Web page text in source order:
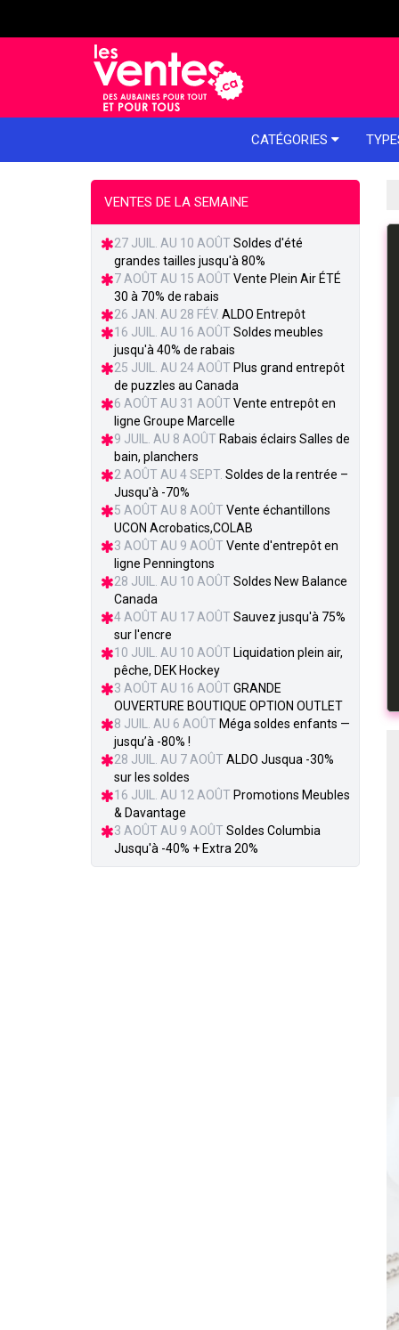
CATÉGORIES
VENTES DE LA SEMAINE
27 JUIL. AU 10 AOÛT Soldes d'été
grandes tailles jusqu'à 80%
7 AOÛT AU 15 AOÛT Vente Plein Air ÉTÉ
30 à 70% de rabais
26 JAN. AU 28 FÉV. ALDO Entrepôt
16 JUIL. AU 16 AOÛT Soldes meubles
jusqu'à 40% de rabais
25 JUIL. AU 24 AOÛT Plus grand entrepôt
de puzzles au Canada
6 AOÛT AU 31 AOÛT Vente entrepôt en
ligne Groupe Marcelle
9 JUIL. AU 8 AOÛT Rabais éclairs Salles de
bain, planchers
2 AOÛT AU 4 SEPT. Soldes de la rentrée –
Jusqu'à -70%
5 AOÛT AU 8 AOÛT Vente échantillons
UCON Acrobatics,COLAB
3 AOÛT AU 9 AOÛT Vente d'entrepôt en
ligne Penningtons
28 JUIL. AU 10 AOÛT Soldes New Balance
Canada
4 AOÛT AU 17 AOÛT Sauvez jusqu'à 75%
sur l'encre
10 JUIL. AU 10 AOÛT Liquidation plein air,
pêche, DEK Hockey
3 AOÛT AU 16 AOÛT GRANDE
OUVERTURE BOUTIQUE OPTION OUTLET
8 JUIL. AU 6 AOÛT Méga soldes enfants —
jusqu’à -80% !
28 JUIL. AU 7 AOÛT ALDO Jusqua -30%
sur les soldes
16 JUIL. AU 12 AOÛT Promotions Meubles
& Davantage
3 AOÛT AU 9 AOÛT Soldes Columbia
Jusqu'à -40% + Extra 20%